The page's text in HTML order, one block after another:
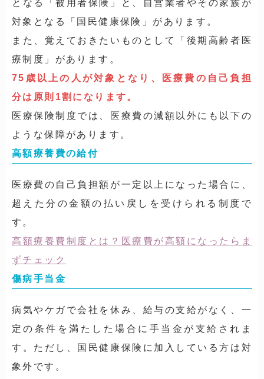
となる「被用者保険」と、自営業者やその家族が
対象となる「国民健康保険」があります。
また、覚えておきたいものとして「後期高齢者医
療制度」があります。
75歳以上の人が対象となり、医療費の自己負担
分は原則1割になります。
医療保険制度では、医療費の減額以外にも以下の
ような保障があります。
高額療養費の給付
医療費の自己負担額が一定以上になった場合に、
超えた分の金額の払い戻しを受けられる制度で
す。
高額療養費制度とは？医療費が高額になったらま
ずチェック
傷病手当金
病気やケガで会社を休み、給与の支給がなく、一
定の条件を満たした場合に手当金が支給されま
す。ただし、国民健康保険に加入している方は対
象外です。